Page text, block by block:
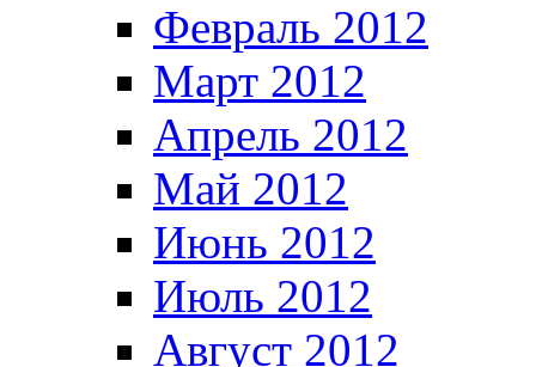
Февраль 2012
Март 2012
Апрель 2012
Май 2012
Июнь 2012
Июль 2012
Август 2012